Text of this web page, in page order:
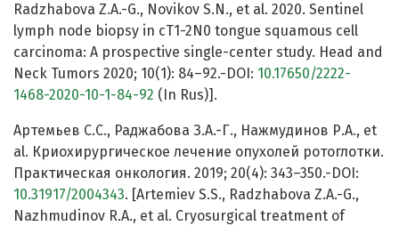
Radzhabova Z.A.-G., Novikov S.N., et al. 2020. Sentinel
lymph node biopsy in cT1-2N0 tongue squamous cell
carcinoma: A prospective single-center study. Head and
Neck Tumors 2020; 10(1): 84–92.-DOI: 10.17650/2222-
1468-2020-10-1-84-92 (In Rus)].
Артемьев С.С., Раджабова З.А.-Г., Нажмудинов Р.А., et
al. Криохирургическое лечение опухолей ротоглотки.
Практическая онкология. 2019; 20(4): 343–350.-DOI:
10.31917/2004343. [Artemiev S.S., Radzhabova Z.A.-G.,
Nazhmudinov R.A., et al. Cryosurgical treatment of